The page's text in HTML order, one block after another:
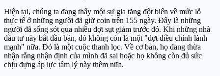
Hiện tại, chúng ta đang thấy một sự gia tăng đột biến về mức lỗ
thực tế ở những người đã giữ coin trên 155 ngày. Đây là những
người đã sống sót qua nhiều đợt sụt giảm trước đó. Khi những nhà
đầu tư này bắt đầu bán, đó không còn là một "đợt điều chỉnh lành
mạnh" nữa. Đó là một cuộc thanh lọc. Về cơ bản, họ đang thừa
nhận rằng nhận định của mình đã sai hoặc họ không còn đủ sức
chịu đựng áp lực tâm lý này thêm nữa.